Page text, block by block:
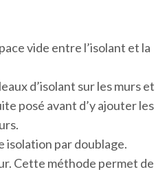
vide entre l’isolant et la
d’isolant sur les murs et
posé avant d’y ajouter les
isolation par doublage.
Cette méthode permet de